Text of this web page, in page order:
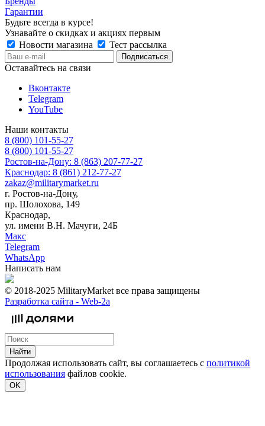
Гарантии
Будьте всегда в курсе!
Узнавайте о скидках и акциях первым
Новости магазина
Тест рассылка
Оставайтесь на связи
Вконтакте
Telegram
YouTube
Наши контакты
8 (800) 101-55-27
8 (800) 101-55-27
Ростов-на-Дону: 8 (863) 207-77-27
Краснодар: 8 (861) 212-77-27
zakaz@militarymarket.ru
г. Ростов-на-Дону,
пр. Шолохова, 149
Краснодар,
ул. имени В.Н. Мачуги, 24Б
Макс
Telegram
WhatsApp
Написать нам
© 2018-2025 MilitaryMarket все права защищены
Разработка сайта - Web-2a
Найти
Продолжая использовать сайт, вы соглашаетесь с политикой
использования файлов cookie.
OK